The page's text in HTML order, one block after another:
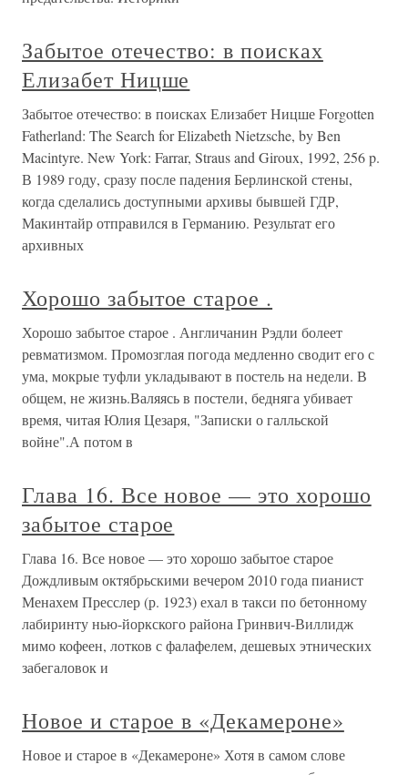
Забытое отечество: в поисках
Елизабет Ницше
Забытое отечество: в поисках Елизабет Ницше Forgotten
Fatherland: The Search for Elizabeth Nietzsche, by Ben
Macintyre. New York: Farrar, Straus and Giroux, 1992, 256 p.
В 1989 году, сразу после падения Берлинской стены,
когда сделались доступными архивы бывшей ГДР,
Макинтайр отправился в Германию. Результат его
архивных
Хорошо забытое старое .
Хорошо забытое старое . Англичанин Рэдли болеет
ревматизмом. Промозглая погода медленно сводит его с
ума, мокрые туфли укладывают в постель на недели. В
общем, не жизнь.Валяясь в постели, бедняга убивает
время, читая Юлия Цезаря, "Записки о галльской
войне".А потом в
Глава 16. Все новое — это хорошо
забытое старое
Глава 16. Все новое — это хорошо забытое старое
Дождливым октябрьскими вечером 2010 года пианист
Менахем Пресслер (р. 1923) ехал в такси по бетонному
лабиринту нью-йоркского района Гринвич-Виллидж
мимо кофеен, лотков с фалафелем, дешевых этнических
забегаловок и
Новое и старое в «Декамероне»
Новое и старое в «Декамероне» Хотя в самом слове